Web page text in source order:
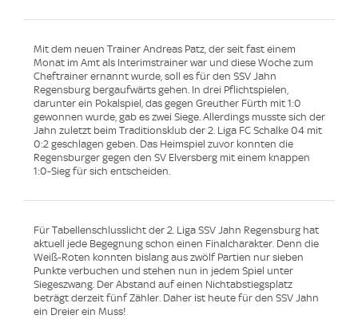
Mit dem neuen Trainer Andreas Patz, der seit fast einem
Monat im Amt als Interimstrainer war und diese Woche zum
Cheftrainer ernannt wurde, soll es für den SSV Jahn
Regensburg bergaufwärts gehen. In drei Pflichtspielen,
darunter ein Pokalspiel, das gegen Greuther Fürth mit 1:0
gewonnen wurde, gab es zwei Siege. Allerdings musste sich der
Jahn zuletzt beim Traditionsklub der 2. Liga FC Schalke 04 mit
0:2 geschlagen geben. Das Heimspiel zuvor konnten die
Regensburger gegen den SV Elversberg mit einem knappen
1:0-Sieg für sich entscheiden.
Für Tabellenschlusslicht der 2. Liga SSV Jahn Regensburg hat
aktuell jede Begegnung schon einen Finalcharakter. Denn die
Weiß-Roten konnten bislang aus zwölf Partien nur sieben
Punkte verbuchen und stehen nun in jedem Spiel unter
Siegeszwang. Der Abstand auf einen Nichtabstiegsplatz
beträgt derzeit fünf Zähler. Daher ist heute für den SSV Jahn
ein Dreier ein Muss!